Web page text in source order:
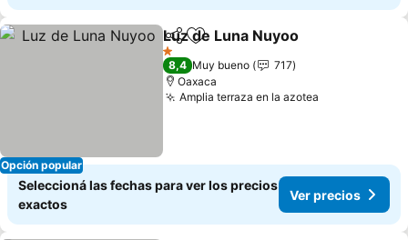
Opción popular
CompartirAñadir a favoritos
Luz de Luna Nuyoo
1 Estrellas
8,4 Muy bueno
717
Oaxaca
Amplia terraza en la azotea
Seleccioná las fechas para ver los precios
exactos
Ver precios